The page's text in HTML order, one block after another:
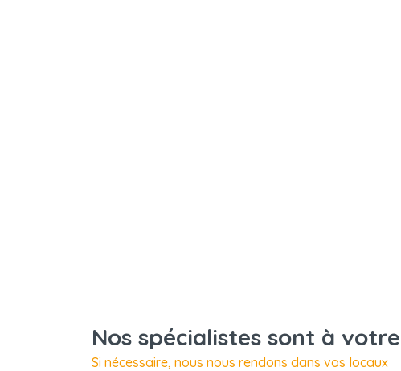
Nos spécialistes sont à
Si nécessaire, nous nous rendons dans vos locaux